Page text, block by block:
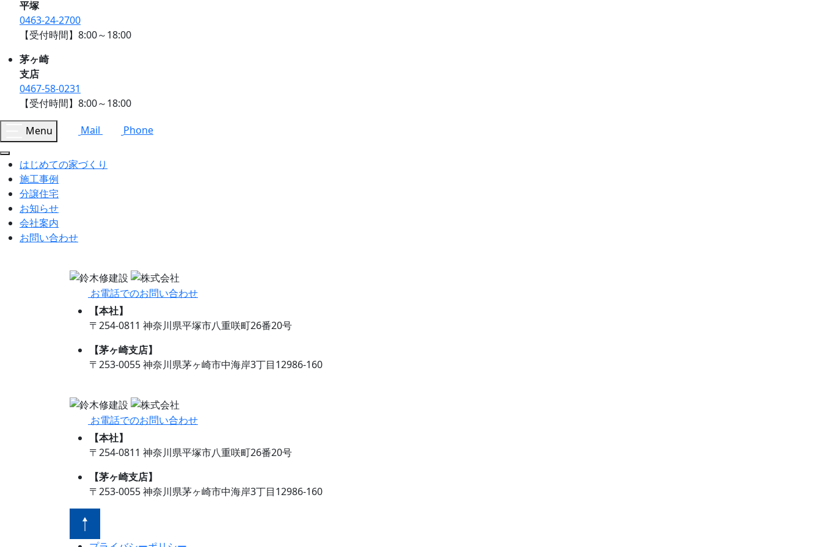
平塚
0463-24-2700
【受付時間】8:00～18:00
茅ヶ崎
支店
0467-58-0231
【受付時間】8:00～18:00
Menu Mail Phone
はじめての家づくり
施工事例
分譲住宅
お知らせ
会社案内
お問い合わせ
お電話でのお問い合わせ
【本社】
〒254-0811 神奈川県平塚市八重咲町26番20号
【茅ヶ崎支店】
〒253-0055 神奈川県茅ヶ崎市中海岸3丁目12986-160
お電話でのお問い合わせ
【本社】
〒254-0811 神奈川県平塚市八重咲町26番20号
【茅ヶ崎支店】
〒253-0055 神奈川県茅ヶ崎市中海岸3丁目12986-160